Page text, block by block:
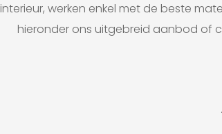
interieur, werken enkel met de beste
hieronder ons uitgebreid aanbod of